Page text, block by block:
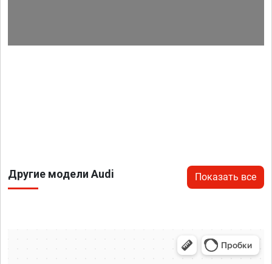
Другие модели Audi Показать все